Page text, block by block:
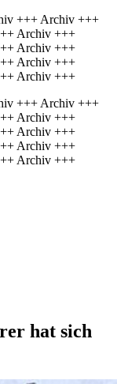
+++ Archiv +++
Archiv +++
Archiv +++
Archiv +++
Archiv +++
+++ Archiv +++
Archiv +++
Archiv +++
Archiv +++
Archiv +++
hat sich